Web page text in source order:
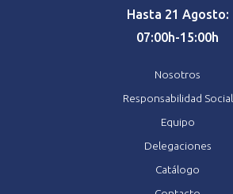
Nosotros
Responsabilidad Social
Equipo
Delegaciones
Catálogo
Hasta 21 Agosto:
07:00h-15:00h